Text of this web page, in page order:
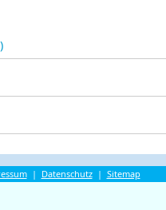
| Datenschutz| Sitemap